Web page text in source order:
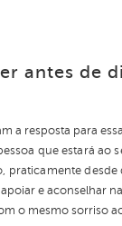
antes de
a resposta para
que estará ao
praticamente
e aconselhar
o mesmo sorriso